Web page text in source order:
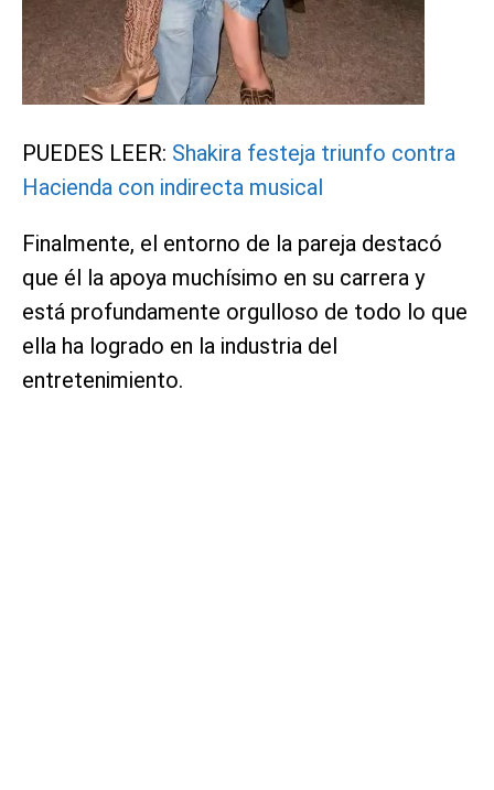
PUEDES LEER: Shakira festeja triunfo contra
Hacienda con indirecta musical
Finalmente, el entorno de la pareja destacó
que él la apoya muchísimo en su carrera y
está profundamente orgulloso de todo lo que
ella ha logrado en la industria del
entretenimiento.